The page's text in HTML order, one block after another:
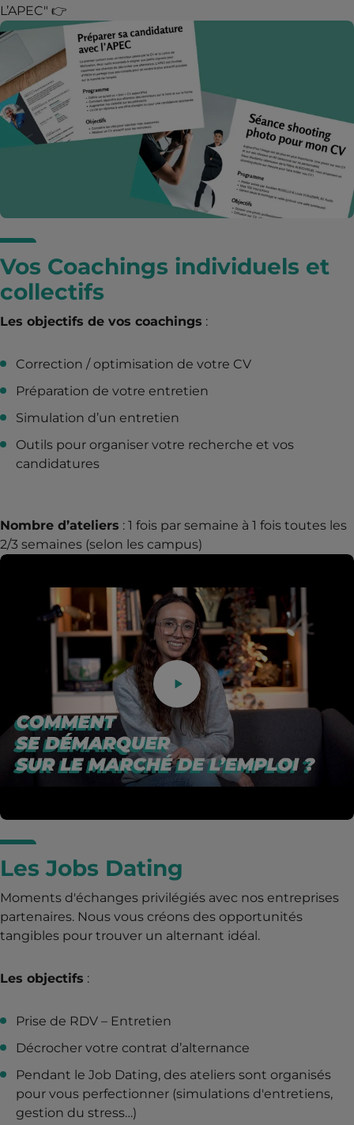
L’APEC" 👉
Vos Coachings individuels et
collectifs
Les objectifs de vos coachings :
Correction / optimisation de votre CV
Préparation de votre entretien
Simulation d’un entretien
Outils pour organiser votre recherche et vos
candidatures
Nombre d’ateliers : 1 fois par semaine à 1 fois toutes les
2/3 semaines (selon les campus)
Les Jobs Dating
Moments d'échanges privilégiés avec nos entreprises
partenaires. Nous vous créons des opportunités
tangibles pour trouver un alternant idéal.
Les objectifs :
Prise de RDV – Entretien
Décrocher votre contrat d’alternance
Pendant le Job Dating, des ateliers sont organisés
pour vous perfectionner (simulations d'entretiens,
gestion du stress…)